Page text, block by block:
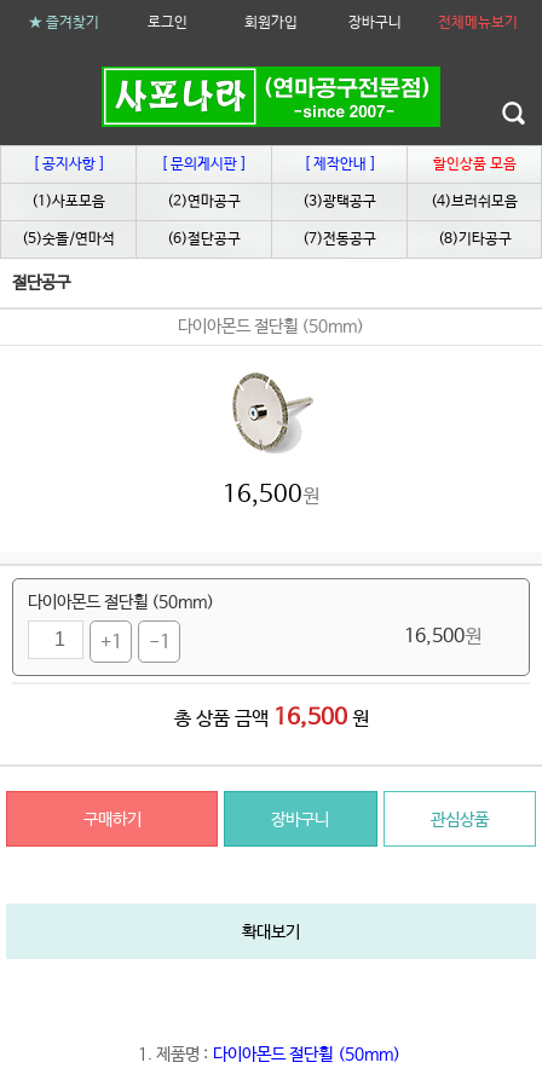
★ 즐겨찾기 로그인 회원가입 장바구니 전체메뉴보기
[ 공지사항 ] [ 문의게시판 ] [ 제작안내 ] 할인상품 모음
(1)사포모음 (2)연마공구 (3)광택공구 (4)브러쉬모음
(5)숫돌/연마석 (6)절단공구 (7)전동공구 (8)기타공구
절단공구
다이아몬드 절단휠 (50mm)
16,500원
다이아몬드 절단휠 (50mm)
+1 -1 16,500원
총 상품 금액 16,500 원
구매하기 장바구니 관심상품
확대보기
1. 제품명 : 다이아몬드 절단휠 (50mm)